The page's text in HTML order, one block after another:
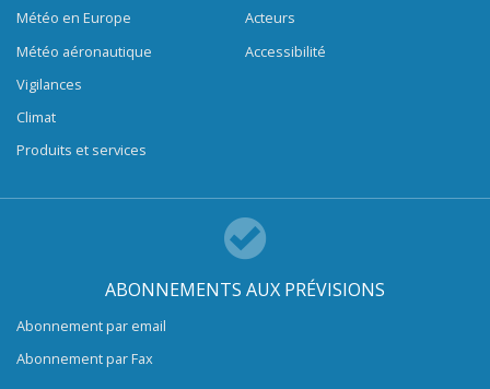
Météo en Europe
Météo aéronautique
Vigilances
Climat
Produits et services
Acteurs
Accessibilité
ABONNEMENTS AUX PRÉVISIONS
Abonnement par email
Abonnement par Fax